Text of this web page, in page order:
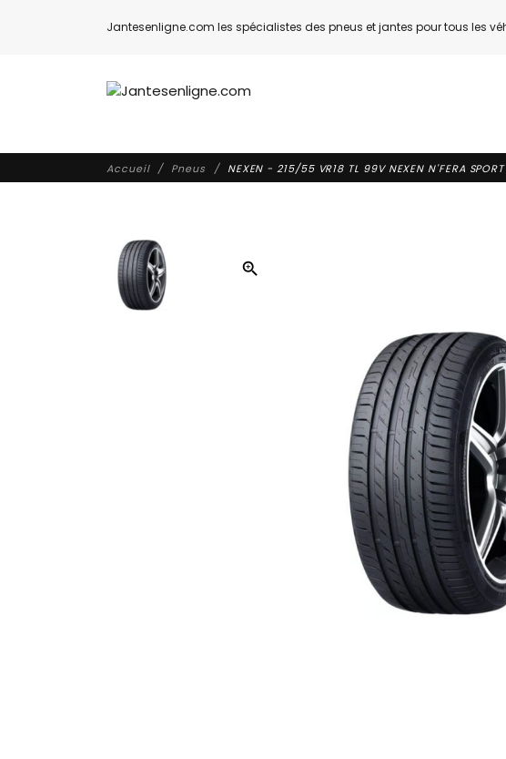
Jantesenligne.com les spécialistes des pneus et jantes pour tous les
Accueil Pneus NEXEN - 215/55 VR18 TL 99V NEXEN N'FERA
zoom_in